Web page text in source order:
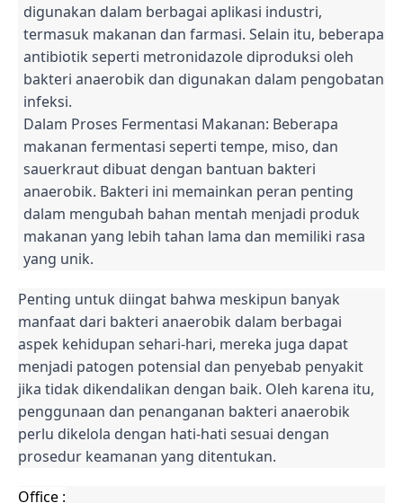
digunakan dalam berbagai aplikasi industri,
termasuk makanan dan farmasi. Selain itu, beberapa
antibiotik seperti metronidazole diproduksi oleh
bakteri anaerobik dan digunakan dalam pengobatan
infeksi.
Dalam Proses Fermentasi Makanan: Beberapa
makanan fermentasi seperti tempe, miso, dan
sauerkraut dibuat dengan bantuan bakteri
anaerobik. Bakteri ini memainkan peran penting
dalam mengubah bahan mentah menjadi produk
makanan yang lebih tahan lama dan memiliki rasa
yang unik.
Penting untuk diingat bahwa meskipun banyak
manfaat dari bakteri anaerobik dalam berbagai
aspek kehidupan sehari-hari, mereka juga dapat
menjadi patogen potensial dan penyebab penyakit
jika tidak dikendalikan dengan baik. Oleh karena itu,
penggunaan dan penanganan bakteri anaerobik
perlu dikelola dengan hati-hati sesuai dengan
prosedur keamanan yang ditentukan.
Office :